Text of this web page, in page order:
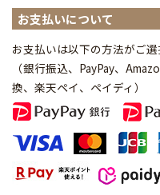
お支払いについて
お支払いは以下の方法がご選
（銀行振込、PayPay、
換、楽天ペイ、ペイディ ）